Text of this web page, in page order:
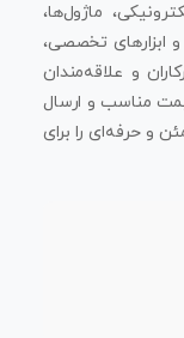
ماژول‌ها،
ابزارهای تخصصی،
و علاقه‌مندان
مناسب و ارسال
و حرفه‌ای را برای